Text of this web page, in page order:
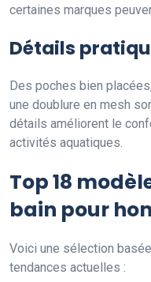
certaines marques
Détails
Des poches bien
une doublure en mesh
détails améliorent le
activités aquatiques.
Top 18
bain pour
Voici une sélection
tendances actuelles :